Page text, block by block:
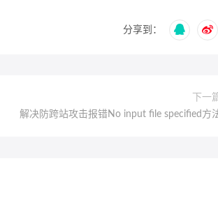
分享到：
下一
解决防跨站攻击报错No input file specified方